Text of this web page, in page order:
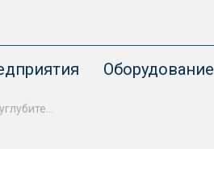
Оборудование